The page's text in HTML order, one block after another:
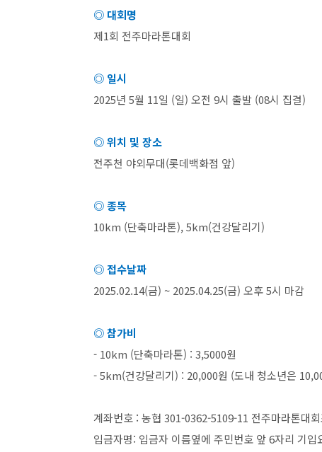
◎ 대회명
제1회 전주마라톤대회
◎ 일시
2025년 5월 11일 (일) 오전 9시 출발 (08시 집결)
◎ 위치 및 장소
전주천 야외무대(롯데백화점 앞)
◎ 종목
10km (단축마라톤), 5km(건강달리기)
◎ 접수날짜
2025.02.14(금) ~ 2025.04.25(금) 오후5시 마감
◎ 참가비
- 10km (단축마라톤) : 3,5000원
- 5km(건강달리기) : 20,000원 (도내 청소년은
계좌번호 : 농협 301-0362-5109-11 전주마라톤대
입금자명: 입금자 이름옆에 주민번호 앞6자리 기입